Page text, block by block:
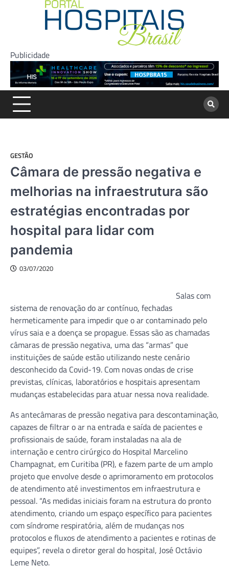
Publicidade
GESTÃO
Câmara de pressão negativa e
melhorias na infraestrutura são
estratégias encontradas por
hospital para lidar com
pandemia
03/07/2020
Salas com
sistema de renovação do ar contínuo, fechadas
hermeticamente para impedir que o ar contaminado pelo
vírus saia e a doença se propague. Essas são as chamadas
câmaras de pressão negativa, uma das “armas” que
instituições de saúde estão utilizando neste cenário
desconhecido da Covid-19. Com novas ondas de crise
previstas, clínicas, laboratórios e hospitais apresentam
mudanças estabelecidas para atuar nessa nova realidade.
As antecâmaras de pressão negativa para descontaminação,
capazes de filtrar o ar na entrada e saída de pacientes e
profissionais de saúde, foram instaladas na ala de
internação e centro cirúrgico do Hospital Marcelino
Champagnat, em Curitiba (PR), e fazem parte de um amplo
projeto que envolve desde o aprimoramento em protocolos
de atendimento até investimentos em infraestrutura e
pessoal. “As medidas iniciais foram na estrutura do pronto
atendimento, criando um espaço específico para pacientes
com síndrome respiratória, além de mudanças nos
protocolos e fluxos de atendimento a pacientes e rotinas de
equipes”, revela o diretor geral do hospital, José Octávio
Leme Neto.